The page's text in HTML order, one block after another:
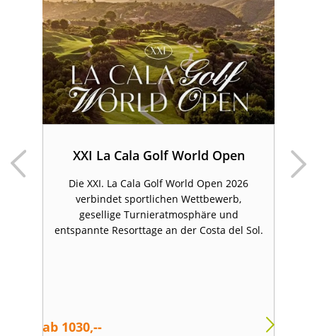
XXI La Cala Golf World Open
Die XXI. La Cala Golf World Open 2026
verbindet sportlichen Wettbewerb,
gesellige Turnieratmosphäre und
entspannte Resorttage an der Costa del Sol.
ab 1030,--